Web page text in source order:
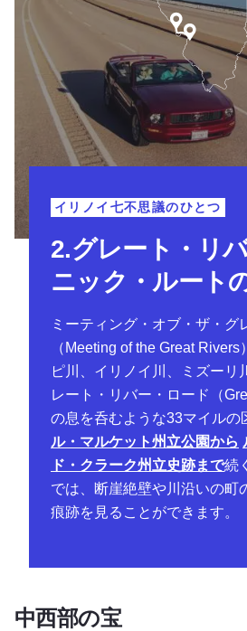
2.グレート・リ
ニック・ルート
イリノイ七不思議のひとつ
ミーティング・オブ・ザ・グ
（Meeting of the Great Rivers
ピ川、イリノイ川、ミズーリ
レート・リバー・ロード（
の息を呑むような33マイルの
ル・マルケット州立公園から
ド・クラーク州立史跡まで続
では、断崖絶壁や川沿いの町
痕跡を見ることができます。
中西部の宝